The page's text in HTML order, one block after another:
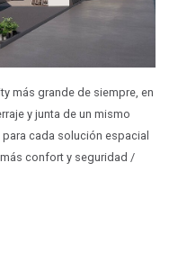
más grande de siempre, en
y junta de un mismo
cada solución espacial
confort y seguridad /